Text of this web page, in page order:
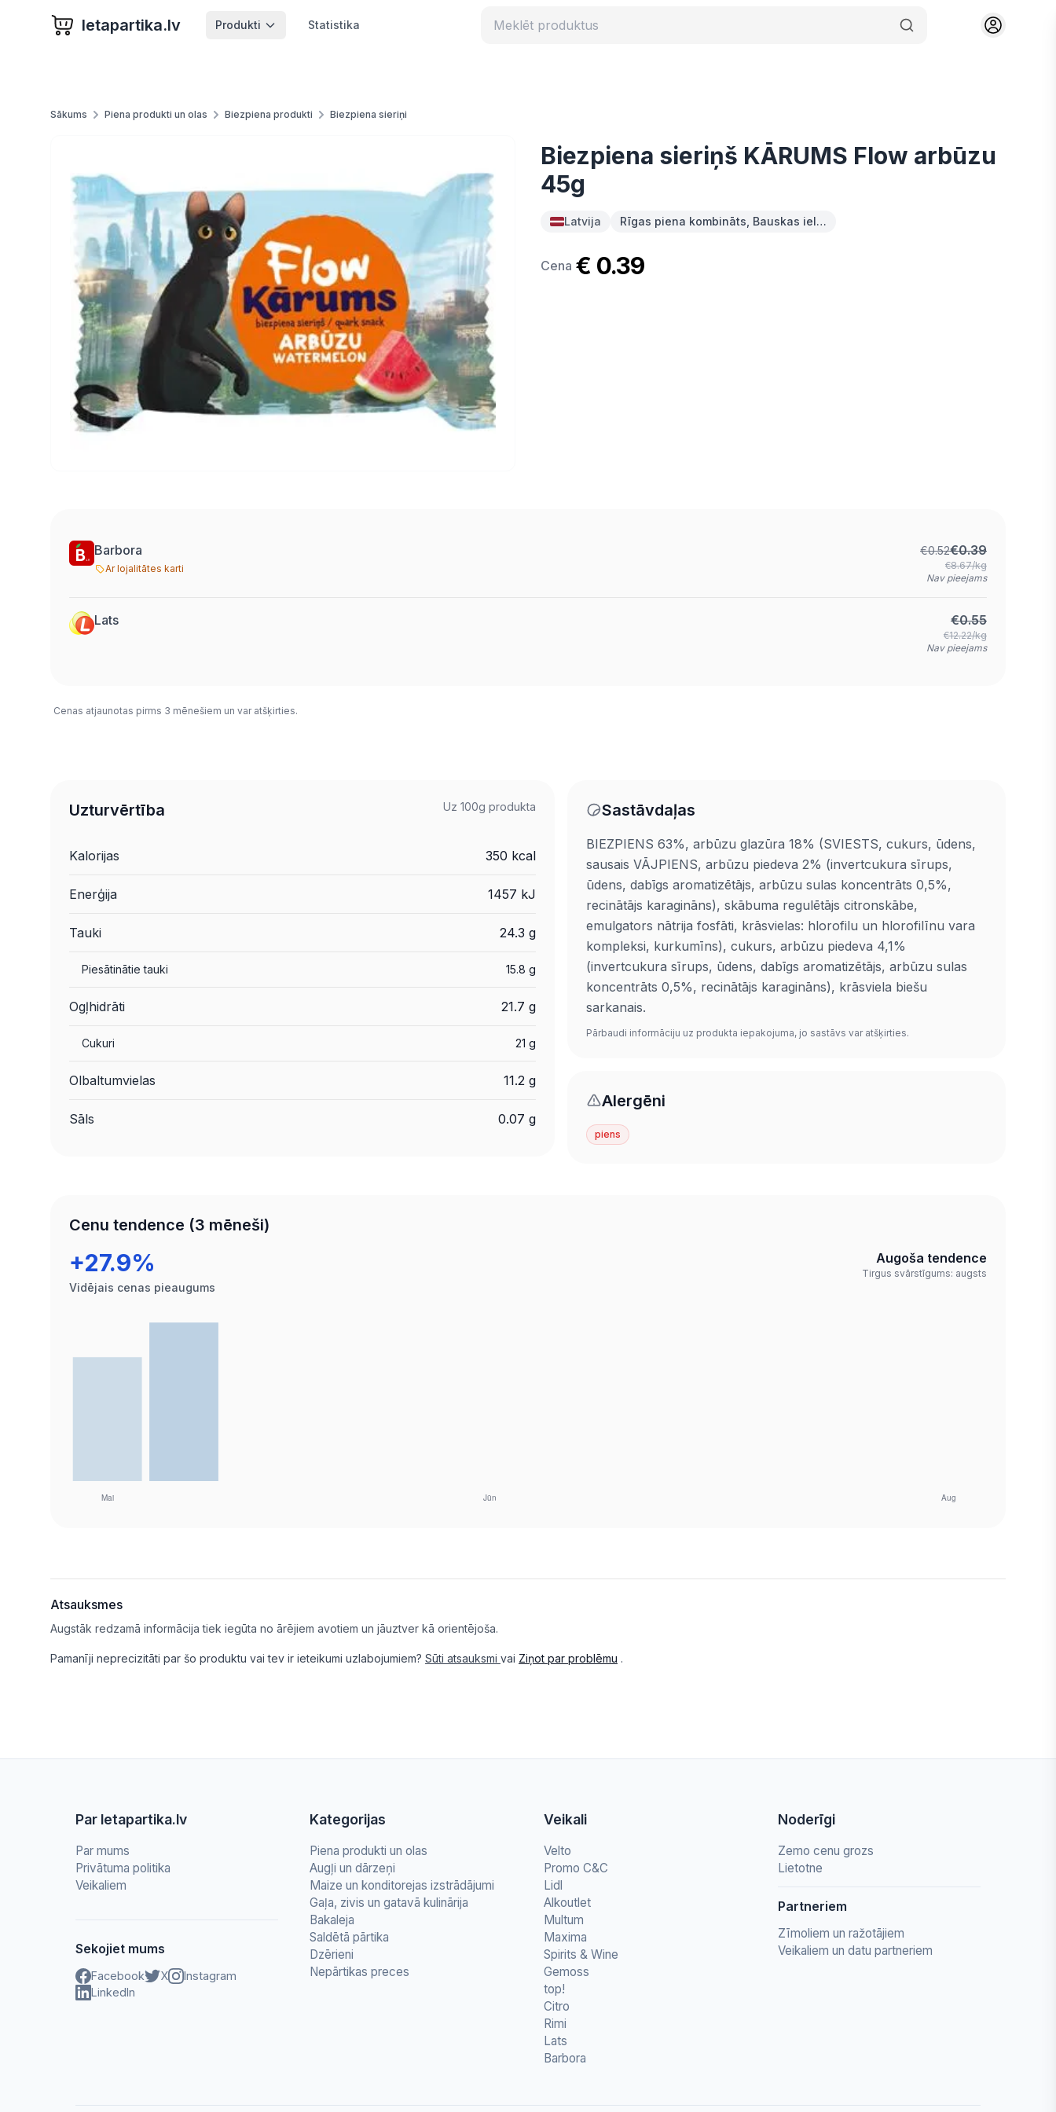
letapartika.lv Produkti Statistika
Sākums Piena produkti un olas Biezpiena produkti Biezpiena sieriņi
Biezpiena sieriņš KĀRUMS Flow arbūzu
45g
Latvija Rīgas piena kombināts, Bauskas iel…
Cena € 0.39
Barbora
Ar lojalitātes karti
€0.52€0.39
€8.67/kg
Nav pieejams
Lats €0.55
€12.22/kg
Nav pieejams
Cenas atjaunotas pirms 3 mēnešiem un var atšķirties.
Uzturvērtība Uz 100g produkta
Kalorijas 350 kcal
Enerģija 1457 kJ
Tauki 24.3 g
Piesātinātie tauki 15.8 g
Ogļhidrāti 21.7 g
Cukuri 21 g
Olbaltumvielas 11.2 g
Sāls 0.07 g
Sastāvdaļas
BIEZPIENS 63%, arbūzu glazūra 18% (SVIESTS, cukurs, ūdens,
sausais VĀJPIENS, arbūzu piedeva 2% (invertcukura sīrups,
ūdens, dabīgs aromatizētājs, arbūzu sulas koncentrāts 0,5%,
recinātājs karagināns), skābuma regulētājs citronskābe,
emulgators nātrija fosfāti, krāsvielas: hlorofilu un hlorofilīnu vara
kompleksi, kurkumīns), cukurs, arbūzu piedeva 4,1%
(invertcukura sīrups, ūdens, dabīgs aromatizētājs, arbūzu sulas
koncentrāts 0,5%, recinātājs karagināns), krāsviela biešu
sarkanais.
Pārbaudi informāciju uz produkta iepakojuma, jo sastāvs var atšķirties.
Alergēni
piens
Cenu tendence (3 mēneši)
+27.9%
Vidējais cenas pieaugums
Augoša tendence
Tirgus svārstīgums: augsts
Atsauksmes
Augstāk redzamā informācija tiek iegūta no ārējiem avotiem un jāuztver kā orientējoša.
Pamanīji neprecizitāti par šo produktu vai tev ir ieteikumi uzlabojumiem? Sūti atsauksmi vai Ziņot par problēmu .
Par letapartika.lv
Par mums
Privātuma politika
Veikaliem
Sekojiet mums
Facebook X
Instagram
LinkedIn
Kategorijas
Piena produkti un olas
Augļi un dārzeņi
Maize un konditorejas izstrādājumi
Gaļa, zivis un gatavā kulinārija
Bakaleja
Saldētā pārtika
Dzērieni
Nepārtikas preces
Veikali
Velto
Promo C&C
Lidl
Alkoutlet
Multum
Maxima
Spirits & Wine
Gemoss
top!
Citro
Rimi
Lats
Barbora
Noderīgi
Zemo cenu grozs
Lietotne
Partneriem
Zīmoliem un ražotājiem
Veikaliem un datu partneriem